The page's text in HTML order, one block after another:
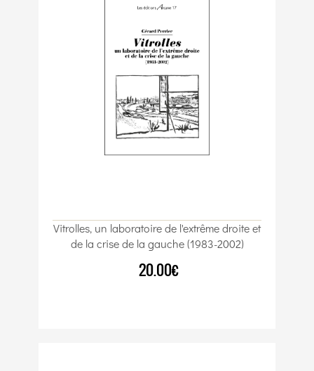
Vitrolles, un laboratoire de l'extrême droite et
de la crise de la gauche (1983-2002)
20.00€